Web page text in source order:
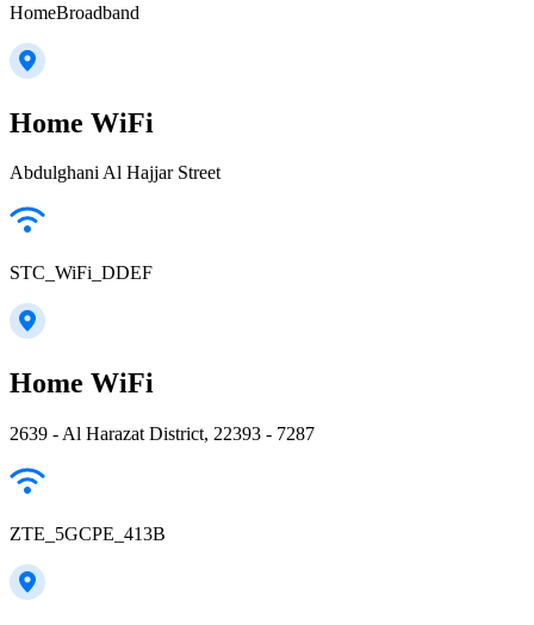
HomeBroadband
Home WiFi
Abdulghani Al Hajjar Street
STC_WiFi_DDEF
Home WiFi
2639 - Al Harazat District, 22393 - 7287
ZTE_5GCPE_413B